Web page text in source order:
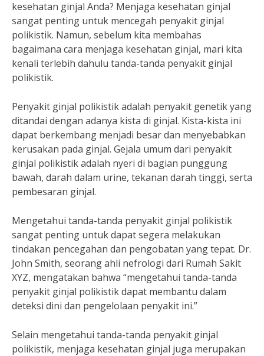
kesehatan ginjal Anda? Menjaga kesehatan ginjal
sangat penting untuk mencegah penyakit ginjal
polikistik. Namun, sebelum kita membahas
bagaimana cara menjaga kesehatan ginjal, mari kita
kenali terlebih dahulu tanda-tanda penyakit ginjal
polikistik.
Penyakit ginjal polikistik adalah penyakit genetik yang
ditandai dengan adanya kista di ginjal. Kista-kista ini
dapat berkembang menjadi besar dan menyebabkan
kerusakan pada ginjal. Gejala umum dari penyakit
ginjal polikistik adalah nyeri di bagian punggung
bawah, darah dalam urine, tekanan darah tinggi, serta
pembesaran ginjal.
Mengetahui tanda-tanda penyakit ginjal polikistik
sangat penting untuk dapat segera melakukan
tindakan pencegahan dan pengobatan yang tepat. Dr.
John Smith, seorang ahli nefrologi dari Rumah Sakit
XYZ, mengatakan bahwa “mengetahui tanda-tanda
penyakit ginjal polikistik dapat membantu dalam
deteksi dini dan pengelolaan penyakit ini.”
Selain mengetahui tanda-tanda penyakit ginjal
polikistik, menjaga kesehatan ginjal juga merupakan